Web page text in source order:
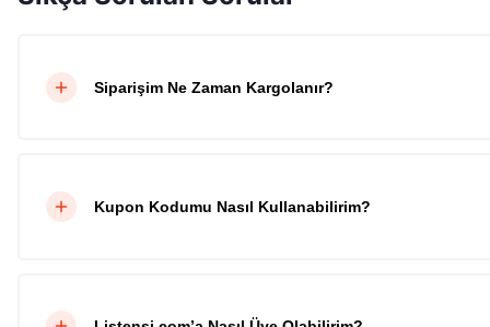
Siparişim Ne Zaman Kargolanır?
Kupon Kodumu Nasıl Kullanabilirim?